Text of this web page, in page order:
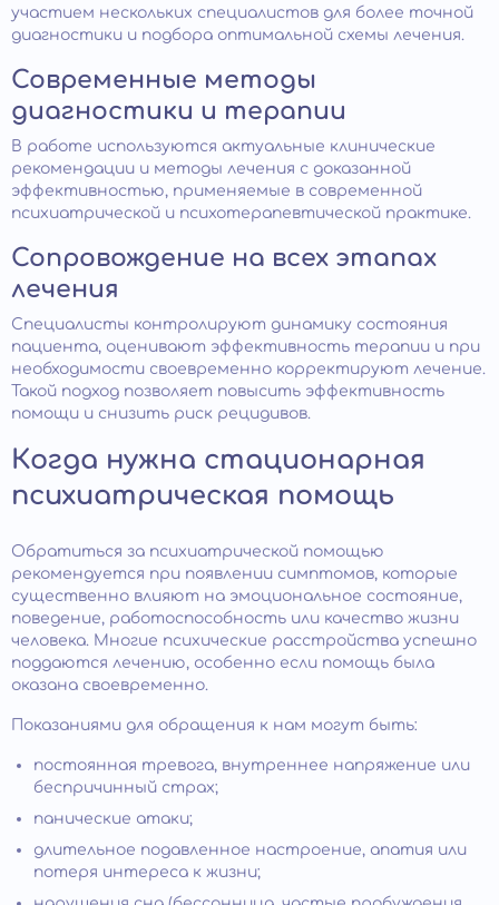
участием нескольких специалистов для более точной
диагностики и подбора оптимальной схемы лечения.
Современные методы
диагностики и терапии
В работе используются актуальные клинические
рекомендации и методы лечения с доказанной
эффективностью, применяемые в современной
психиатрической и психотерапевтической практике.
Сопровождение на всех этапах
лечения
Специалисты контролируют динамику состояния
пациента, оценивают эффективность терапии и при
необходимости своевременно корректируют лечение.
Такой подход позволяет повысить эффективность
помощи и снизить риск рецидивов.
Когда нужна стационарная
психиатрическая помощь
Обратиться за психиатрической помощью
рекомендуется при появлении симптомов, которые
существенно влияют на эмоциональное состояние,
поведение, работоспособность или качество жизни
человека. Многие психические расстройства успешно
поддаются лечению, особенно если помощь была
оказана своевременно.
Показаниями для обращения к нам могут быть:
постоянная тревога, внутреннее напряжение или
беспричинный страх;
панические атаки;
длительное подавленное настроение, апатия или
потеря интереса к жизни;